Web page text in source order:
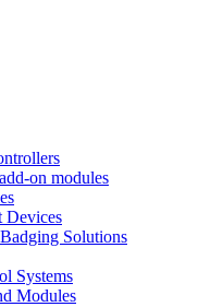
on modules
Devices
Solutions
Systems
Modules